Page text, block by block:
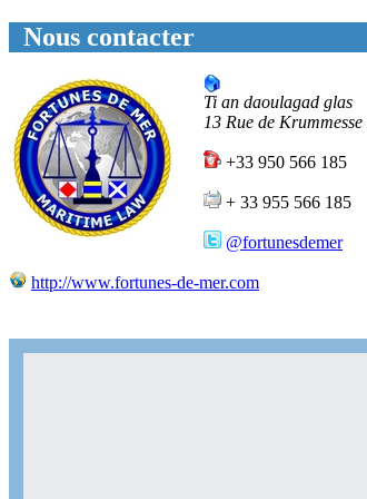
Nous contacter
Ti an daoulagad glas
13 Rue de Krummesse
+33 950 566 185
+ 33 955 566 185
@fortunesdemer
http://www.fortunes-de-mer.com